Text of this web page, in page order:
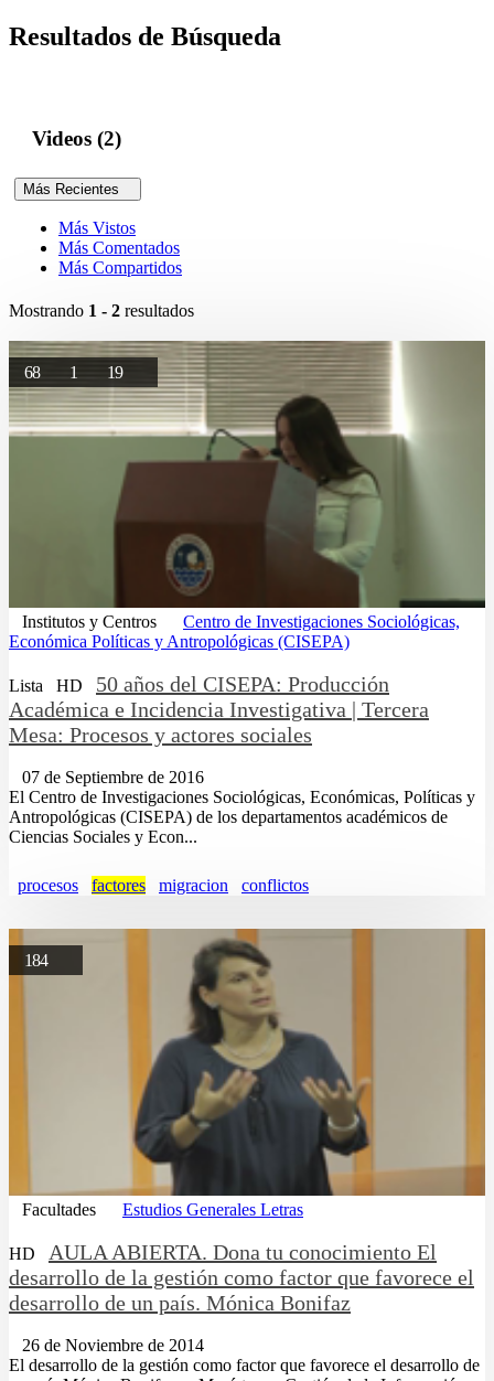
Resultados de Búsqueda
Videos (2)
Más Recientes
Más Vistos
Más Comentados
Más Compartidos
Mostrando 1 - 2 resultados
68 1 19
Institutos y Centros
Centro de Investigaciones Sociológicas,
Económica Políticas y Antropológicas (CISEPA)
Lista HD
50 años del CISEPA: Producción
Académica e Incidencia Investigativa | Tercera
Mesa: Procesos y actores sociales
07 de Septiembre de 2016
El Centro de Investigaciones Sociológicas, Económicas, Políticas y
Antropológicas (CISEPA) de los departamentos académicos de
Ciencias Sociales y Econ...
procesos factores migracion conflictos
184
Facultades Estudios Generales Letras
HD
AULA ABIERTA. Dona tu conocimiento El
desarrollo de la gestión como factor que favorece el
desarrollo de un país. Mónica Bonifaz
26 de Noviembre de 2014
El desarrollo de la gestión como factor que favorece el desarrollo de